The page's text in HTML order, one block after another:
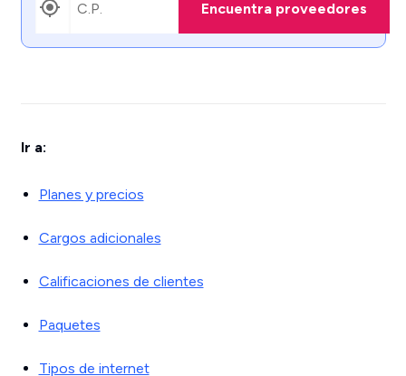
Encuentra proveedores
Ir a:
Planes y precios
Cargos adicionales
Calificaciones de clientes
Paquetes
Tipos de internet